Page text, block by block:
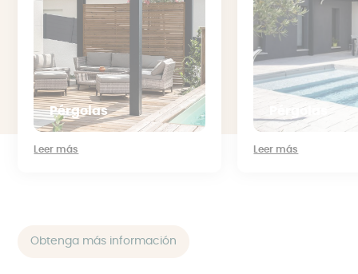
Pérgolas
Leer más
Pérgolas
Leer más
Obtenga más información